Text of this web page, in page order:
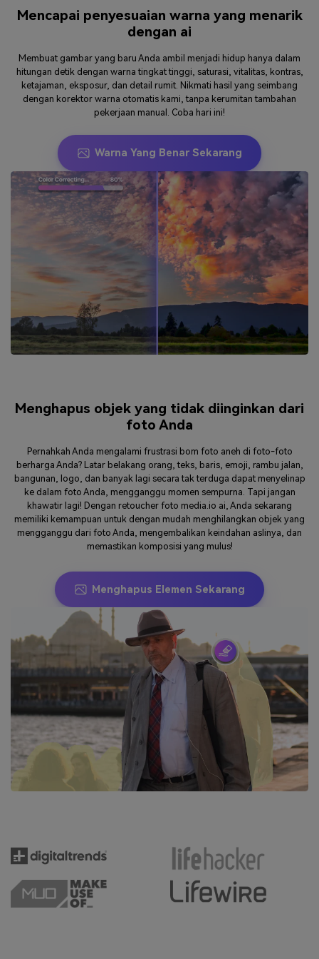
Mencapai penyesuaian warna yang menarik
dengan ai
Membuat gambar yang baru Anda ambil menjadi hidup hanya dalam
hitungan detik dengan warna tingkat tinggi, saturasi, vitalitas, kontras,
ketajaman, eksposur, dan detail rumit. Nikmati hasil yang seimbang
dengan korektor warna otomatis kami, tanpa kerumitan tambahan
pekerjaan manual. Coba hari ini!
Warna Yang Benar Sekarang
Menghapus objek yang tidak diinginkan dari
foto Anda
Pernahkah Anda mengalami frustrasi bom foto aneh di foto-foto
berharga Anda? Latar belakang orang, teks, baris, emoji, rambu jalan,
bangunan, logo, dan banyak lagi secara tak terduga dapat menyelinap
ke dalam foto Anda, mengganggu momen sempurna. Tapi jangan
khawatir lagi! Dengan retoucher foto media.io ai, Anda sekarang
memiliki kemampuan untuk dengan mudah menghilangkan objek yang
mengganggu dari foto Anda, mengembalikan keindahan aslinya, dan
memastikan komposisi yang mulus!
Menghapus Elemen Sekarang